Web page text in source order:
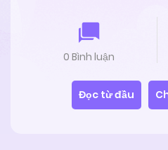
0 Bình luận
Đọc từ đầu